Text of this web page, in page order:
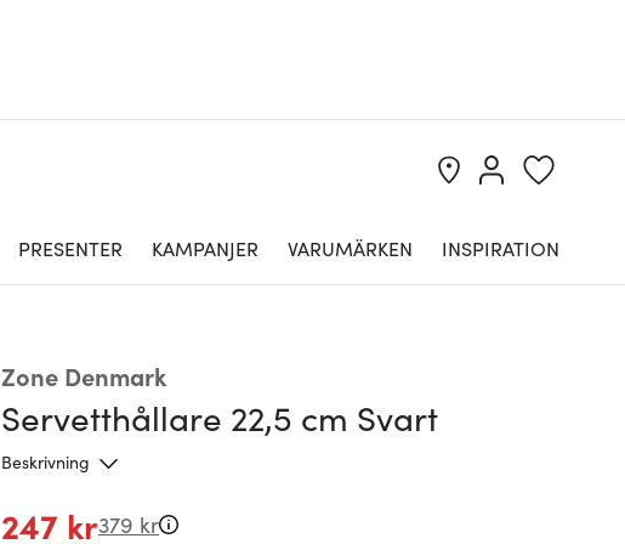
PRESENTER KAMPANJER VARUMÄRKEN INSPIRATION
Zone Denmark
Servetthållare 22,5 cm Svart
Beskrivning
247 kr379 kr